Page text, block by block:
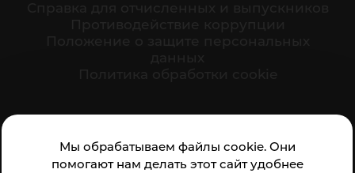
Мы обрабатываем файлы cookie. Они
помогают нам делать этот сайт удобнее
организации: